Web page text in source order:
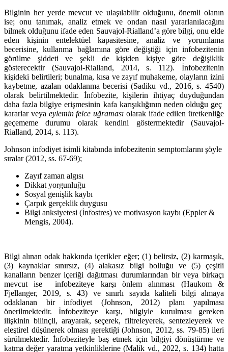
Bilginin her yerde mevcut ve ulaşılabilir olduğunu, önemli olanın
ise; onu tanımak, analiz etmek ve ondan nasıl yararlanılacağını
bilmek olduğunu ifade eden Sauvajol-Rialland’a göre bilgi, onu elde
eden kişinin entelektüel kapasitesine, analiz ve yorumlama
becerisine, kullanma bağlamına göre değiştiği için infobezitenin
görülme şiddeti ve şekli de kişiden kişiye göre değişiklik
gösterecektir (Sauvajol-Rialland, 2014, s. 112). İnfobezitenin
kişideki belirtileri; bunalma, kısa ve zayıf muhakeme, olayların izini
kaybetme, azalan odaklanma becerisi (Sadiku vd., 2016, s. 4540)
olarak belirtilmektedir. İnfobezite, kişilerin ihtiyaç duyduğundan
daha fazla bilgiye erişmesinin kafa karışıklığının neden olduğu geç
kararlar veya eylemin felce uğraması olarak ifade edilen üretkenliğe
geçememe durumu olarak kendini göstermektedir (Sauvajol-
Rialland, 2014, s. 113).
Johnson infodiyet isimli kitabında infobezitenin semptomlarını şöyle
sıralar (2012, ss. 67-69);
Zayıf zaman algısı
Dikkat yorgunluğu
Sosyal genişlik kaybı
Çarpık gerçeklik duygusu
Bilgi anksiyetesi (İnfostres) ve motivasyon kaybı (Eppler &
Mengis, 2004).
Bilgi alınan odak hakkında içerikler eğer; (1) belirsiz, (2) karmaşık,
(3) kaynaklar sınırsız, (4) alakasız bilgi bolluğu ve (5) çeşitli
kanalların benzer içeriği dağıtması durumlarından bir veya birkaçı
mevcut ise infobeziteye karşı önlem alınması (Haukom &
Fjellanger, 2019, s. 43) ve sınırlı sayıda kaliteli bilgi almaya
odaklanan bir infodiyet (Johnson, 2012) planı yapılması
önerilmektedir. İnfobeziteye karşı, bilgiyle kurulması gereken
ilişkinin bilinçli, arayarak, seçerek, filtreleyerek, sentezleyerek ve
eleştirel düşünerek olması gerektiği (Johnson, 2012, ss. 79-85) ileri
sürülmektedir. İnfobeziteyle baş etmek için bilgiyi dönüştürme ve
katma değer yaratma yetkinliklerine (Malik vd., 2022, s. 134) hatta